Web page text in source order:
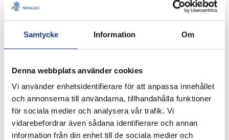
Samtycke Information Om
Denna webbplats använder cookies
Vi använder enhetsidentifierare för att anpassa innehållet
och annonserna till användarna, tillhandahålla funktioner
för sociala medier och analysera vår trafik. Vi
vidarebefordrar även sådana identifierare och annan
information från din enhet till de sociala medier och
godkända punkter. Och en anmodan att förbättra
Hippologprogrammet